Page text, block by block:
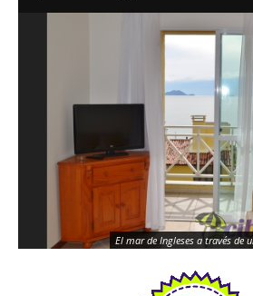
El mar de Ingleses a través de